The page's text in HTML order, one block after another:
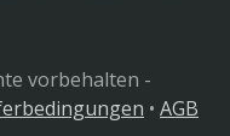
vorbehalten -
• AGB